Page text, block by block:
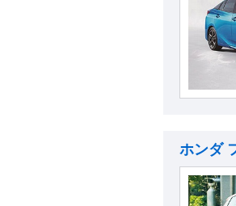
ホンダ